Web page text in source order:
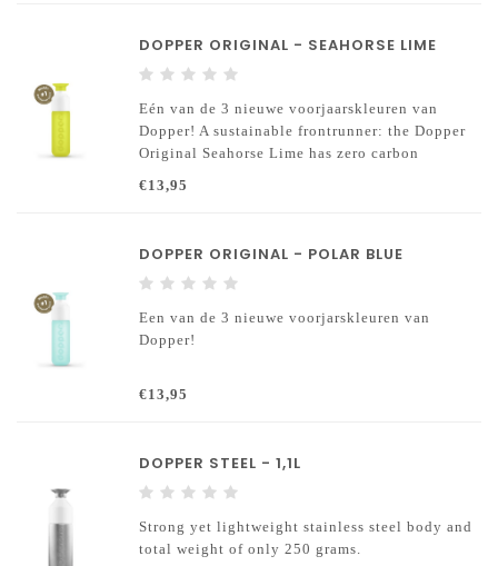
DOPPER ORIGINAL - SEAHORSE LIME
Eén van de 3 nieuwe voorjaarskleuren van
Dopper! A sustainable frontrunner: the Dopper
Original Seahorse Lime has zero carbon
€13,95
DOPPER ORIGINAL - POLAR BLUE
Een van de 3 nieuwe voorjarskleuren van
Dopper!
€13,95
DOPPER STEEL - 1,1L
Strong yet lightweight stainless steel body and
total weight of only 250 grams.